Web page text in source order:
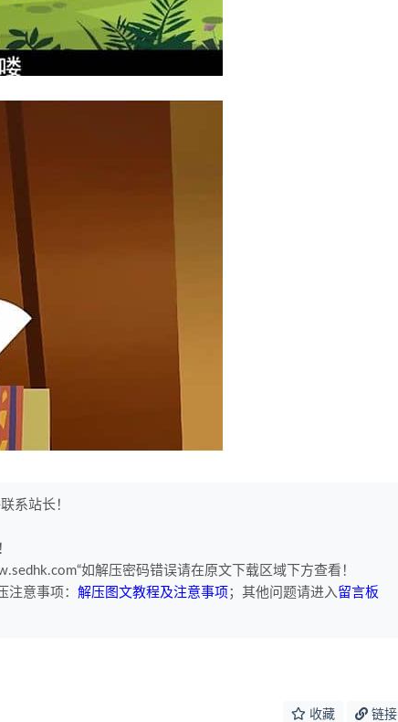
系站长！
如解压密码错误请在原文下载区域下方查看！
注意事项： 解压图文教程及注意事项 ；其他问题请进入 留言板
收藏 链接